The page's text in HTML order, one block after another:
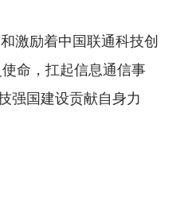
激励着中国联通科技创
命，扛起信息通信事
强国建设贡献自身力